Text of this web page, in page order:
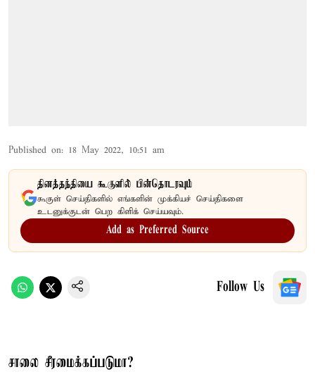
Published on: 18 May 2022, 10:51 am
தினத்தந்தியை கூகுளில் பின்தொடரவும்
கூகுள் செய்திகளில் எங்களின் முக்கியச் செய்திகளை
உடனுக்குடன் பெற கிளிக் செய்யவும்.
Add as Preferred Source
Follow Us
சாலை சீரமைக்கப்படுமா?